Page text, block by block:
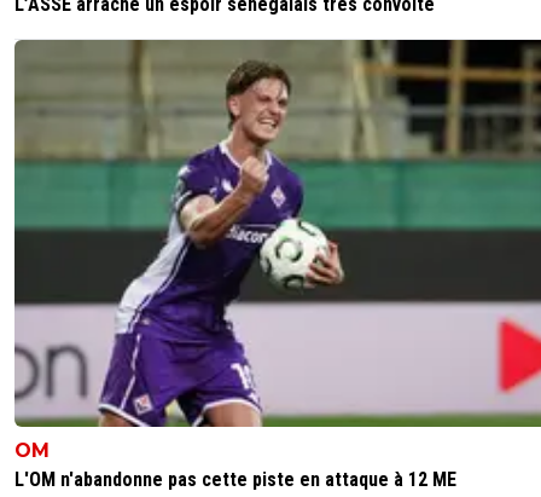
OM
L'OM n'abandonne pas cette piste en attaque à 12 ME